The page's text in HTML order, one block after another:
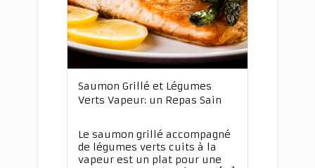
Saumon Grillé et Légumes
Verts Vapeur: un Repas Sain
Le saumon grillé accompagné
de légumes verts cuits à la
vapeur est un plat pour une